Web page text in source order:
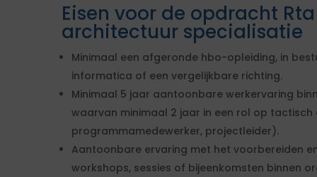
Eisen voor de opdracht
architectuur specialisatie
Minimaal een afgeronde hbo-opleiding, in
informatica of een vergelijkbare richting.
Minimaal 5 jaar aantoonbare werkervaring
waarvan minimaal 2 jaar in een rol op
programmamedewerker, projectleider).
Aantoonbare ervaring met het voorbereiden
workshops, sessies of bijeenkomsten binnen